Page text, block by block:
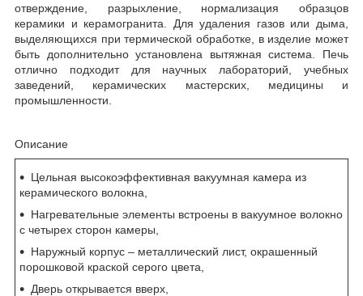
отверждение, разрыхление, нормализация образцов
керамики и керамогранита. Для удаления газов или дыма,
выделяющихся при термической обработке, в изделие может
быть дополнительно установлена вытяжная система. Печь
отлично подходит для научных лабораторий, учебных
заведений, керамических мастерских, медицины и
промышленности.
Описание
Цельная высокоэффективная вакуумная камера из
керамического волокна,
Нагревательные элементы встроены в вакуумное волокно
с четырех сторон камеры,
Наружный корпус – металлический лист, окрашенный
порошковой краской серого цвета,
Дверь открывается вверх,